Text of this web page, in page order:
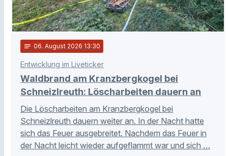
notes 06. August 2026 13:30
Entwicklung im Liveticker
Waldbrand am Kranzbergkogel bei
Schneizlreuth: Löscharbeiten dauern an
Die Löscharbeiten am Kranzbergkogel bei
Schneizlreuth dauern weiter an. In der Nacht hatte
sich das Feuer ausgebreitet. Nachdem das Feuer in
der Nacht leicht wieder aufgeflammt war und sich …